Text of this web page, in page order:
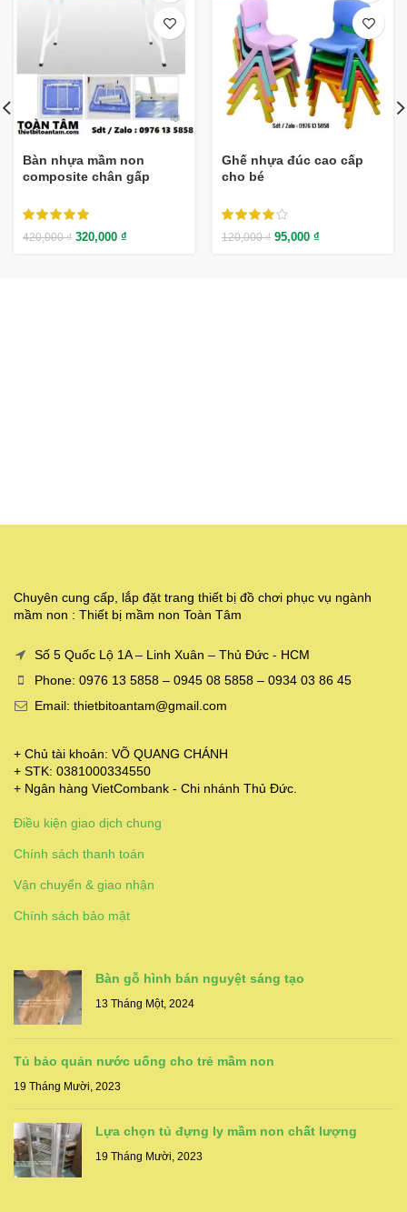
Bàn nhựa mầm non
composite chân gấp
420,000₫ 320,000 ₫
Ghế nhựa đúc cao cấp
cho bé
120,000₫ 95,000 ₫
Chuyên cung cấp, lắp đặt trang thiết bị đồ chơi phục vụ ngành
mầm non : Thiết bị mầm non Toàn Tâm
Số 5 Quốc Lộ 1A – Linh Xuân – Thủ Đức - HCM
Phone: 0976 13 5858 – 0945 08 5858 – 0934 03 86 45
Email: thietbitoantam@gmail.com
+ Chủ tài khoản: VÕ QUANG CHÁNH
+ STK: 0381000334550
+ Ngân hàng VietCombank - Chi nhánh Thủ Đức.
Điều kiện giao dịch chung
Chính sách thanh toán
Vận chuyển & giao nhận
Chính sách bảo mật
Bàn gỗ hình bán nguyệt sáng tạo
13 Tháng Một, 2024
Tủ bảo quản nước uống cho trẻ mầm non
19 Tháng Mười, 2023
Lựa chọn tủ đựng ly mầm non chất lượng
19 Tháng Mười, 2023